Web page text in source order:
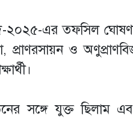
২০২৫-এর তফসিল
ও
সঙ্গে যুক্ত ছিলাম